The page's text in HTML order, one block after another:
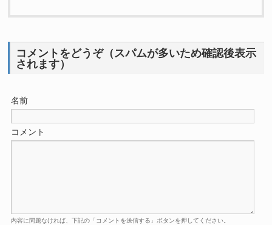
コメントをどうぞ（スパムが多いため確認後表示
されます）
名前
コメント
内容に問題なければ、下記の「コメントを送信する」ボタンを押してください。